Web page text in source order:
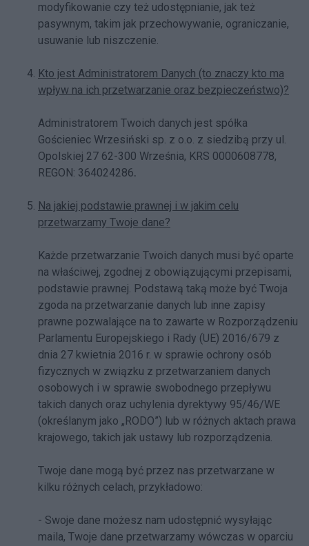
modyfikowanie czy też udostępnianie, jak też
pasywnym, takim jak przechowywanie, ograniczanie,
usuwanie lub niszczenie.
Kto jest Administratorem Danych (to znaczy kto ma
wpływ na ich przetwarzanie oraz bezpieczeństwo)?
Administratorem Twoich danych jest spółka
Gościeniec Wrzesiński sp. z o.o. z siedzibą przy ul.
Opolskiej 27 62-300 Września, KRS 0000608778,
REGON: 364024286.
Na jakiej podstawie prawnej i w jakim celu
przetwarzamy Twoje dane?
Każde przetwarzanie Twoich danych musi być oparte
na właściwej, zgodnej z obowiązującymi przepisami,
podstawie prawnej. Podstawą taką może być Twoja
zgoda na przetwarzanie danych lub inne zapisy
prawne pozwalające na to zawarte w Rozporządzeniu
Parlamentu Europejskiego i Rady (UE) 2016/679 z
dnia 27 kwietnia 2016 r. w sprawie ochrony osób
fizycznych w związku z przetwarzaniem danych
osobowych i w sprawie swobodnego przepływu
takich danych oraz uchylenia dyrektywy 95/46/WE
(określanym jako „RODO”) lub w różnych aktach prawa
krajowego, takich jak ustawy lub rozporządzenia.
Twoje dane mogą być przez nas przetwarzane w
kilku różnych celach, przykładowo:
- Swoje dane możesz nam udostępnić wysyłając
maila, Twoje dane przetwarzamy wówczas w oparciu